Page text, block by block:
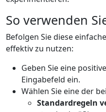
So verwenden
Befolgen Sie diese
effektiv zu nutzen:
Geben Sie eine
Eingabefeld ein.
Wählen Sie eine der
Standardregeln